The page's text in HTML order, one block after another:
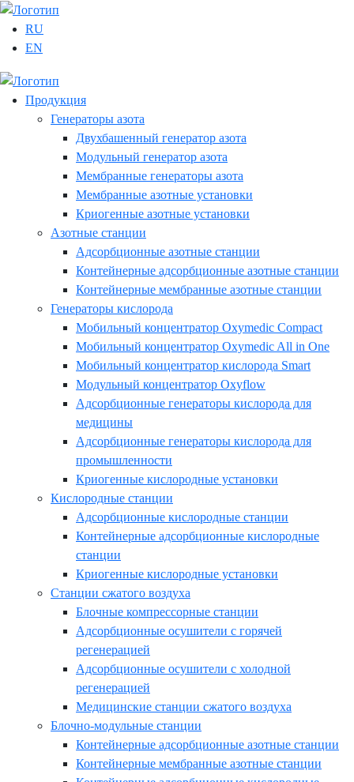
RU
EN
Продукция
Генераторы азота
Двухбашенный генератор азота
Модульный генератор азота
Мембранные генераторы азота
Мембранные азотные установки
Криогенные азотные установки
Азотные станции
Адсорбционные азотные станции
Контейнерные адсорбционные азотные станции
Контейнерные мембранные азотные станции
Генераторы кислорода
Мобильный концентратор Oxymedic Сompact
Мобильный концентратор Oxymedic All in One
Мобильный концентратор кислорода Smart
Модульный концентратор Oxyflow
Адсорбционные генераторы кислорода для
медицины
Адсорбционные генераторы кислорода для
промышленности
Криогенные кислородные установки
Кислородные станции
Адсорбционные кислородные станции
Контейнерные адсорбционные кислородные
станции
Криогенные кислородные установки
Станции сжатого воздуха
Блочные компрессорные станции
Адсорбционные осушители с горячей
регенерацией
Адсорбционные осушители с холодной
регенерацией
Медицинские станции сжатого воздуха
Блочно-модульные станции
Контейнерные адсорбционные азотные станции
Контейнерные мембранные азотные станции